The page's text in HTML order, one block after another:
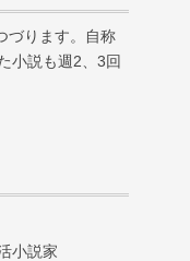
づります。自称
小説も週2 3回
小説家